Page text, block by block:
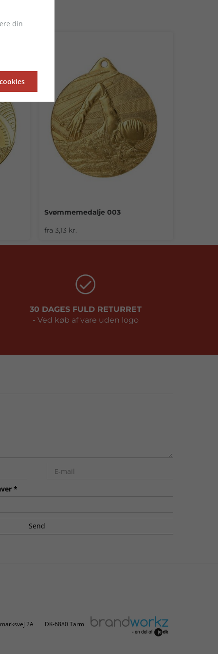
Svømmemedalje 003
fra 3,13 kr.
30 DAGES FULD RETURRET
- Ved køb af vare uden logo
*
Send
2A DK-6880 Tarm
din